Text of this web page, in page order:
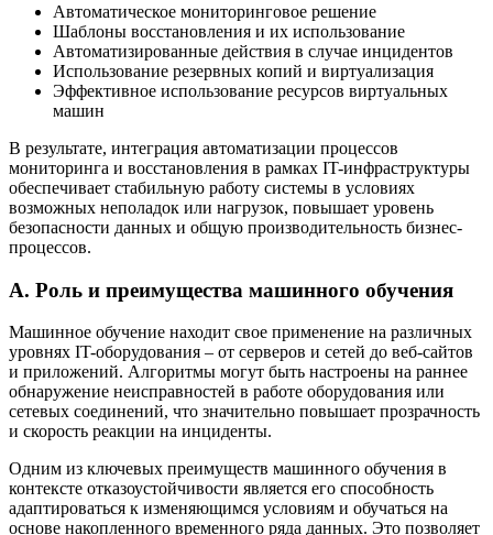
Автоматическое мониторинговое решение
Шаблоны восстановления и их использование
Автоматизированные действия в случае инцидентов
Использование резервных копий и виртуализация
Эффективное использование ресурсов виртуальных
машин
В результате, интеграция автоматизации процессов
мониторинга и восстановления в рамках IT-инфраструктуры
обеспечивает стабильную работу системы в условиях
возможных неполадок или нагрузок, повышает уровень
безопасности данных и общую производительность бизнес-
процессов.
А. Роль и преимущества машинного обучения
Машинное обучение находит свое применение на различных
уровнях IT-оборудования – от серверов и сетей до веб-сайтов
и приложений. Алгоритмы могут быть настроены на раннее
обнаружение неисправностей в работе оборудования или
сетевых соединений, что значительно повышает прозрачность
и скорость реакции на инциденты.
Одним из ключевых преимуществ машинного обучения в
контексте отказоустойчивости является его способность
адаптироваться к изменяющимся условиям и обучаться на
основе накопленного временного ряда данных. Это позволяет